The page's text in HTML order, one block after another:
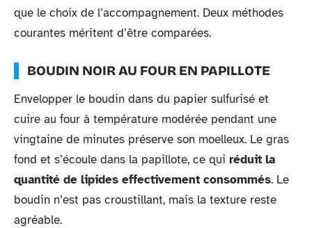
que le choix de l’accompagnement. Deux méthodes
courantes méritent d’être comparées.
BOUDIN NOIR AU FOUR EN PAPILLOTE
Envelopper le boudin dans du papier sulfurisé et
cuire au four à température modérée pendant une
vingtaine de minutes préserve son moelleux. Le gras
fond et s’écoule dans la papillote, ce qui réduit la
quantité de lipides effectivement consommés. Le
boudin n’est pas croustillant, mais la texture reste
agréable.